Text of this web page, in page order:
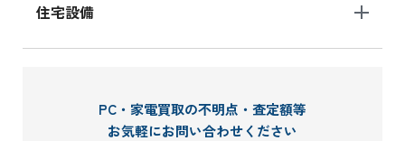
住宅設備
PC・家電買取の不明点・査定額等
お気軽にお問い合わせください